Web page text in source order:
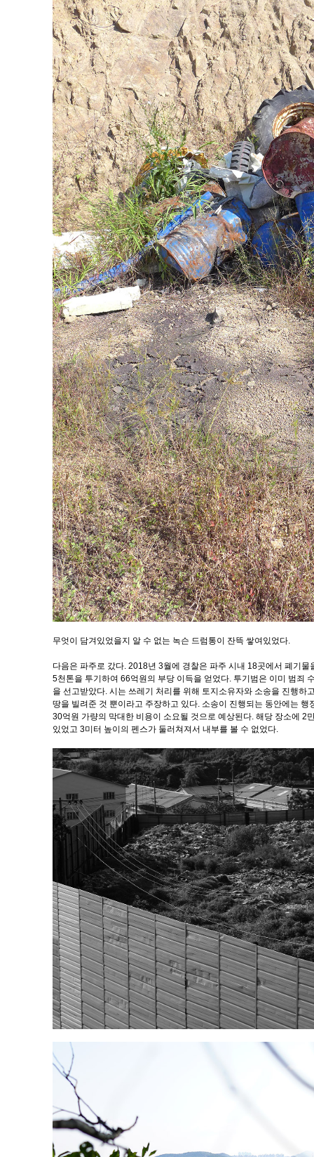
무엇이 담겨있었을지 알 수 없는 녹슨 드럼통이 잔뜩 쌓여있었다.
다음은 파주로 갔다. 2018년 3월에 경찰은 파주 시내 18곳에서 폐기
5천톤을 투기하여 66억원의 부당 이득을 얻었다. 투기범은 이미 범죄
을 선고받았다. 시는 쓰레기 처리를 위해 토지소유자와 소송을 진행하
땅을 빌려준 것 뿐이라고 주장하고 있다. 소송이 진행되는 동안에는
30억원 가량의 막대한 비용이 소요될 것으로 예상된다. 해당 장소에 2
있었고 3미터 높이의 펜스가 둘러쳐져서 내부를 볼 수 없었다.